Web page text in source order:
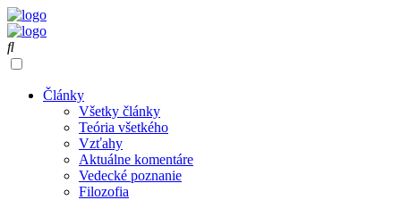
Články
Všetky články
Teória všetkého
Vzťahy
Aktuálne komentáre
Vedecké poznanie
Filozofia